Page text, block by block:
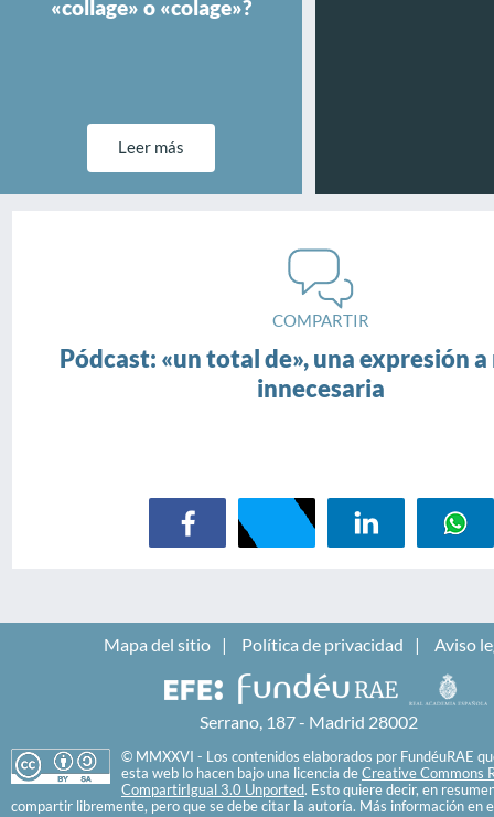
«collage» o «colage»?
Leer más
COMPARTIR
Pódcast: «un total de», una expresión
innecesaria
Mapa del sitio Política de privacidad Aviso
Serrano, 187 - Madrid 28002
© MMXXVI - Los contenidos elaborados por FundéuRAE
esta web lo hacen bajo una licencia de Creative Commons
CompartirIgual 3.0 Unported. Esto quiere decir, en
compartir libremente, pero que se debe citar la autoría. Más información en